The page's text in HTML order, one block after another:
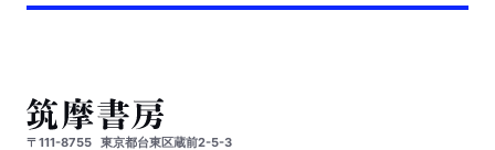
〒111-8755 東京都台東区蔵前2-5-3